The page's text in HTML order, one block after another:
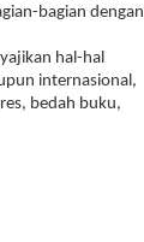
bagian dengan
hal-hal
internasional,
bedah buku,